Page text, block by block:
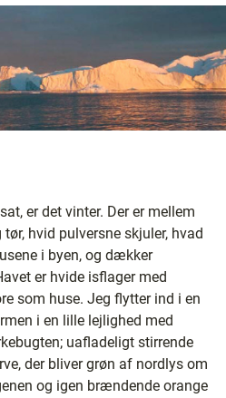
er det vinter. Der er mellem
hvid pulversne skjuler, hvad
i byen, og dækker
er hvide isflager med
som huse. Jeg flytter ind i en
i en lille lejlighed med
uafladeligt stirrende
der bliver grøn af nordlys om
og igen brændende orange